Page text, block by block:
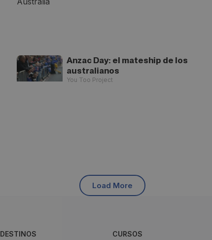
Anzac Day: el mateship de los
australianos
You Too Project
Load More
DESTINOS CURSOS